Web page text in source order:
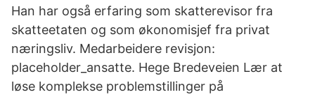
Han har også erfaring som skatterevisor fra
skatteetaten og som økonomisjef fra privat
næringsliv. Medarbeidere revisjon:
placeholder_ansatte. Hege Bredeveien Lær at
løse komplekse problemstillinger på